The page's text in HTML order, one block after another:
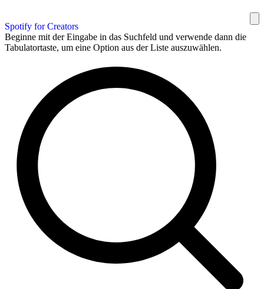
Spotify for Creators
Beginne mit der Eingabe in das Suchfeld und verwende dann die
Tabulatortaste, um eine Option aus der Liste auszuwählen.